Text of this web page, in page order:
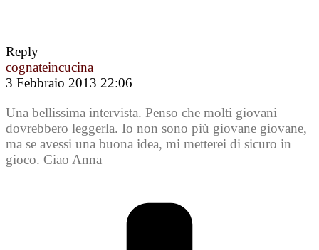
Reply
cognateincucina
3 Febbraio 2013 22:06
Una bellissima intervista. Penso che molti giovani
dovrebbero leggerla. Io non sono più giovane giovane,
ma se avessi una buona idea, mi metterei di sicuro in
gioco. Ciao Anna